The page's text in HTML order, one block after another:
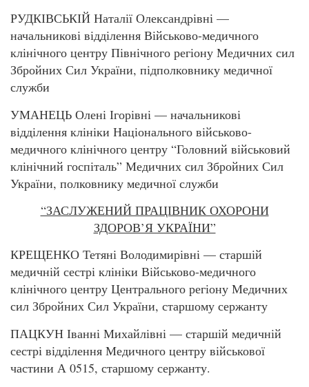
РУДКІВСЬКІЙ Наталії Олександрівні —
начальникові відділення Військово-медичного
клінічного центру Північного регіону Медичних сил
Збройних Сил України, підполковнику медичної
служби
УМАНЕЦЬ Олені Ігорівні — начальникові
відділення клініки Національного військово-
медичного клінічного центру “Головний військовий
клінічний госпіталь” Медичних сил Збройних Сил
України, полковнику медичної служби
“ЗАСЛУЖЕНИЙ ПРАЦІВНИК ОХОРОНИ
ЗДОРОВ’Я УКРАЇНИ”
КРЕЩЕНКО Тетяні Володимирівні — старшій
медичній сестрі клініки Військово-медичного
клінічного центру Центрального регіону Медичних
сил Збройних Сил України, старшому сержанту
ПАЦКУН Іванні Михайлівні — старшій медичній
сестрі відділення Медичного центру військової
частини А 0515, старшому сержанту.